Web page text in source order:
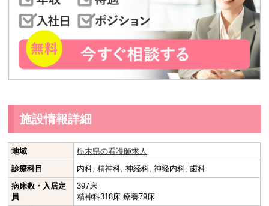
施設情報詳細
地域
栃木県の看護師求人
診療科目
内科, 精神科, 神経科, 神経内科, 歯科
病床数・入居定
員
397床
精神科318床 療養79床